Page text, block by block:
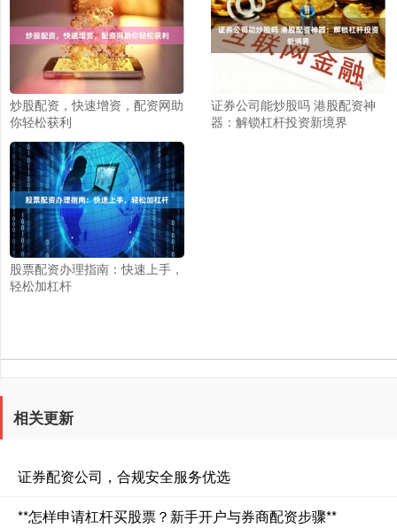
炒股配资，快速增资，配资网助
你轻松获利
证券公司能炒股吗 港股配资神
器：解锁杠杆投资新境界
股票配资办理指南：快速上手，
轻松加杠杆
相关更新
证券配资公司，合规安全服务优选
**怎样申请杠杆买股票？新手开户与券商配资步骤**